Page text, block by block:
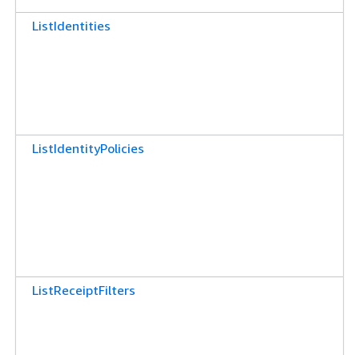
ListIdentities
ListIdentityPolicies
ListReceiptFilters